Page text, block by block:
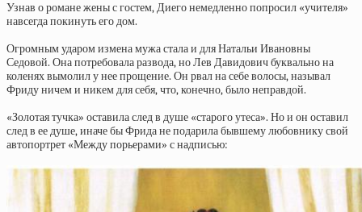
Узнав о романе жены с гостем, Диего немедленно попросил «учителя»
навсегда покинуть его дом.
Огромным ударом измена мужа стала и дляНатальи Ивановны
Седовой. Она потребовала развода, но Лев Давидович буквально на
коленях вымолил у нее прощение. Он рвал на себе волосы, называл
Фриду ничем и никем для себя, что, конечно, было неправдой.
«Золотая тучка» оставила след в душе «старого утеса». Но и он оставил
след в ее душе, иначе бы Фрида не подарила бывшему любовнику свой
автопортрет «Между порьерами» с надписью: